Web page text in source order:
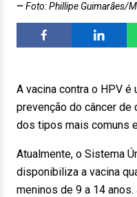
Foto: Phillipe Guimarães/
A vacina contra o HPV
prevenção do câncer de
dos tipos mais comuns
Atualmente, o Sistema
disponibiliza a vacina
meninos de 9 a 14